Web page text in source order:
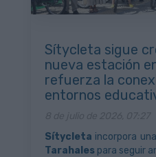
Sítycleta sigue
nueva estación
refuerza la
entornos
Sítycleta incorpora una
Tarahales para seguir